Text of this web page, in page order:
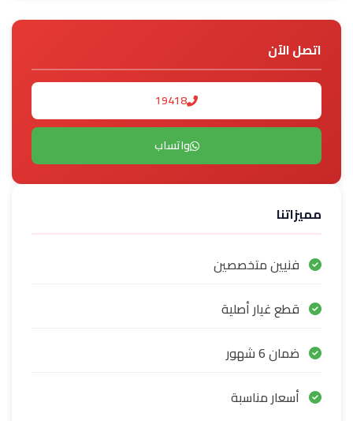
اتصل الآن
19418
واتساب
مميزاتنا
فنيين متخصصين
قطع غيار أصلية
ضمان 6 شهور
أسعار مناسبة